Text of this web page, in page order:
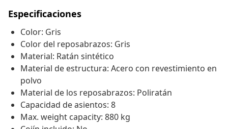
Especificaciones
Color: Gris
Color del reposabrazos: Gris
Material: Ratán sintético
Material de estructura: Acero con revestimiento en
polvo
Material de los reposabrazos: Poliratán
Capacidad de asientos: 8
Max. weight capacity: 880 kg